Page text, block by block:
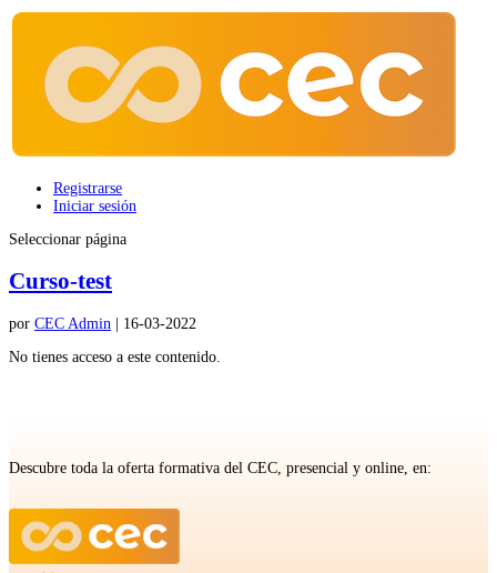
Registrarse
Iniciar sesión
Seleccionar página
Curso-test
por CEC Admin
16-03-2022
No tienes acceso a este contenido.
Descubre toda la oferta formativa del CEC, presencial y online, en: